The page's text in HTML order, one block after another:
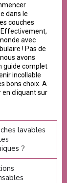
dans le
couches
Effectivement,
avec
! Pas de
avons
guide complet
incollable
bons choix. A
en cliquant sur
lavables
?